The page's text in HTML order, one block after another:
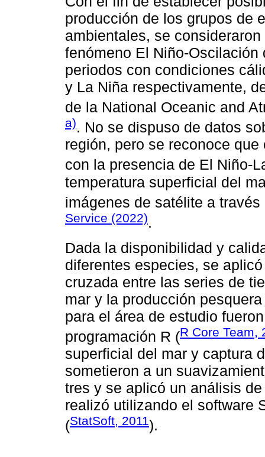
producción de los grupos de
ambientales, se
fenómeno El Niño-
periodos con condiciones
y La Niña respectivamente,
de la National Oceanic and
a). No se dispuso de datos
región, pero se reconoce
con la presencia de El Niño-
temperatura superficial del
imágenes de satélite a
Service (2022).
Dada la disponibilidad y
diferentes especies, se
cruzada entre las series de
mar y la producción
para el área de estudio
programación R (R Core Team,
superficial del mar y captura
sometieron a un
tres y se aplicó un análisis
realizó utilizando el software
(StatSoft, 2011).